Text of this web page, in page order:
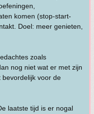
komen (stop-start-
Doel: meer genieten,
zoals
nog niet wat er met zijn
bevordelijk voor de
laatste tijd is er nogal